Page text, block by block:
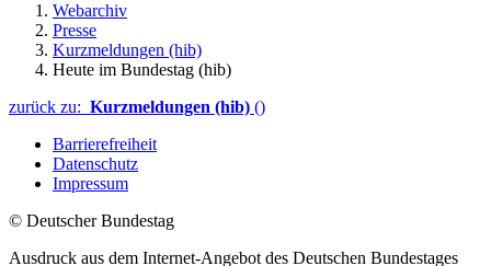
Webarchiv
Presse
Kurzmeldungen (hib)
Heute im Bundestag (hib)
zurück zu: Kurzmeldungen (hib) ()
Barrierefreiheit
Datenschutz
Impressum
© Deutscher Bundestag
Ausdruck aus dem Internet-Angebot des Deutschen Bundestages